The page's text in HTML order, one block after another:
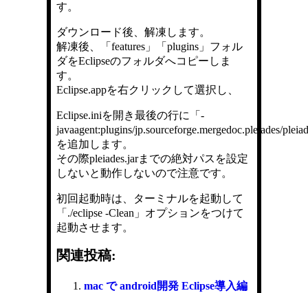
す。
ダウンロード後、解凍します。
解凍後、「features」「plugins」フォル
ダをEclipseのフォルダへコピーしま
す。
Eclipse.appを右クリックして選択し、
Eclipse.iniを開き最後の行に「-
javaagent:plugins/jp.sourceforge.mergedoc.pleiades/
を追加します。
その際pleiades.jarまでの絶対パスを設定
しないと動作しないので注意です。
初回起動時は、ターミナルを起動して
「./eclipse -Clean」オプションをつけて
起動させます。
関連投稿:
mac で android開発 Eclipse導入編